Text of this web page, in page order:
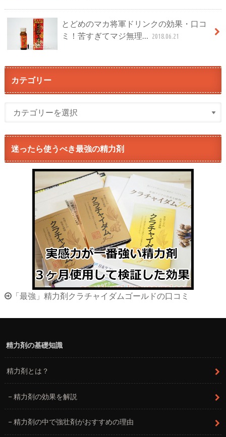
とどめのマカ将軍ドリンクの効果・口コ
ミ！苦すぎてマジ無理… 2018.06.21
カテゴリー
迷ったら使うべき最強の精力剤
「最強」精力剤クラチャイダムゴールドの口コミ
精力剤の基礎知識
精力剤とは？
精力剤の効果を解説
精力剤の中で強壮剤がおすすめの理由